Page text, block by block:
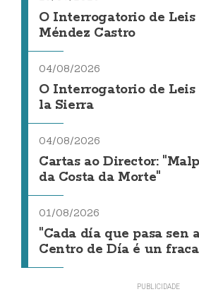
O Interrogatorio de Leis
Méndez Castro
04/08/2026
O Interrogatorio de Leis
la Sierra
04/08/2026
Cartas ao Director:
da Costa da Morte"
01/08/2026
"Cada día que pasa sen
Centro de Día é un